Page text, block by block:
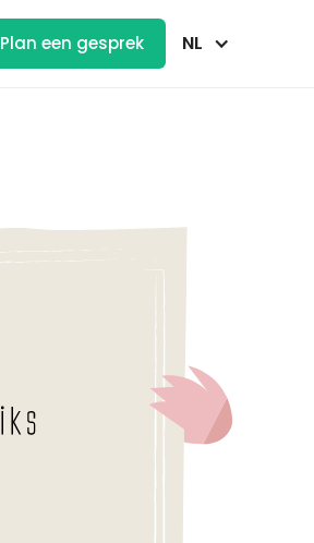
Plan een gesprek NL